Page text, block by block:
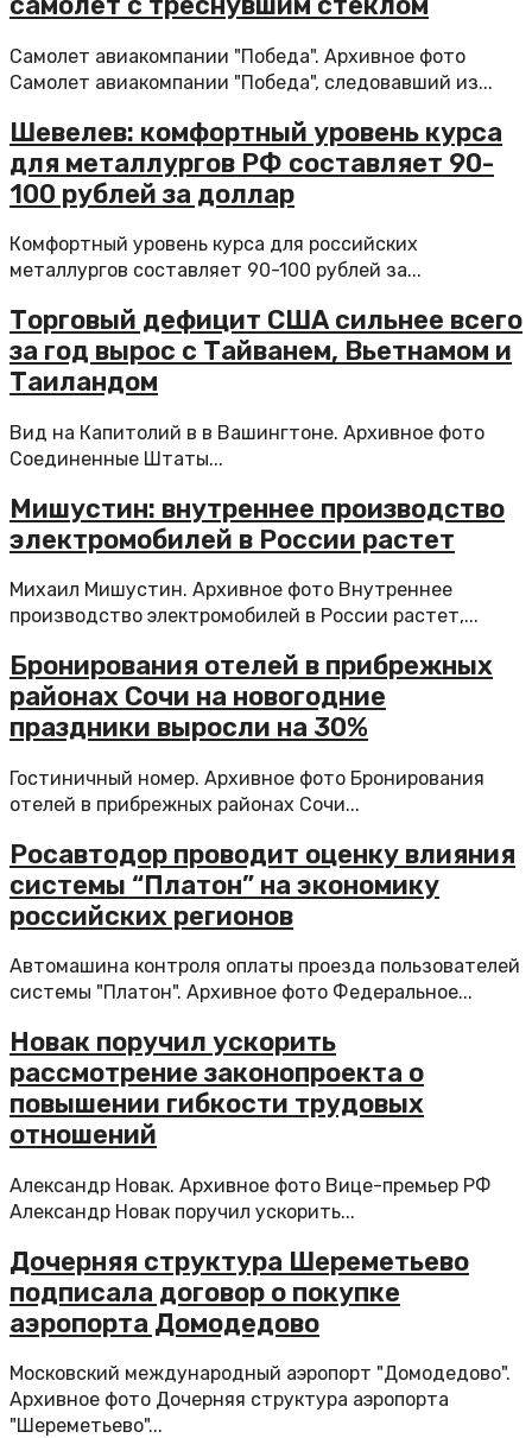
Самолет авиакомпании "Победа". Архивное фото
Самолет авиакомпании "Победа", следовавший из...
Шевелев: комфортный уровень курса
для металлургов РФ составляет 90-
100 рублей за доллар
Комфортный уровень курса для российских
металлургов составляет 90-100 рублей за...
Торговый дефицит США сильнее всего
за год вырос с Тайванем, Вьетнамом и
Таиландом
Вид на Капитолий в в Вашингтоне. Архивное фото
Соединенные Штаты...
Мишустин: внутреннее производство
электромобилей в России растет
Михаил Мишустин. Архивное фото Внутреннее
производство электромобилей в России растет,...
Бронирования отелей в прибрежных
районах Сочи на новогодние
праздники выросли на 30%
Гостиничный номер. Архивное фото Бронирования
отелей в прибрежных районах Сочи...
Росавтодор проводит оценку влияния
системы “Платон” на экономику
российских регионов
Автомашина контроля оплаты проезда пользователей
системы "Платон". Архивное фото Федеральное...
Новак поручил ускорить
рассмотрение законопроекта о
повышении гибкости трудовых
отношений
Александр Новак. Архивное фото Вице-премьер РФ
Александр Новак поручил ускорить...
Дочерняя структура Шереметьево
подписала договор о покупке
аэропорта Домодедово
Московский международный аэропорт "Домодедово".
Архивное фото Дочерняя структура аэропорта
"Шереметьево"...